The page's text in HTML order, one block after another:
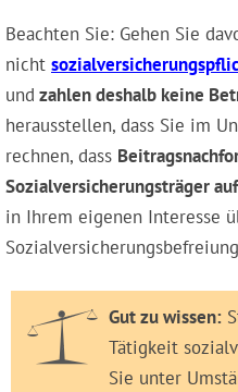
Beachten Sie: Gehen Sie
nicht
und zahlen deshalb keine
herausstellen, dass Sie im
rechnen, dass
Sozialversicherungs­träger
in Ihrem eigenen Interesse
Gut zu wissen:
Tätigkeit
Sie unter